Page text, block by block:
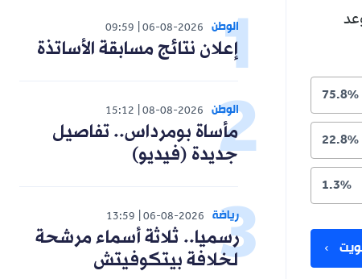
06-08-2026
09:59
إعلان نتائج مسابقة الأساتذة
08-08-2026
15:12
مأساة بومرداس.. تفاصيل
جديدة (فيديو)
06-08-2026
13:59
رسميا.. ثلاثة أسماء مرشحة
لخلافة بيتكوفيتش